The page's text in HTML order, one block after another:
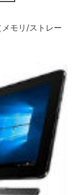
メモリ/ストレー